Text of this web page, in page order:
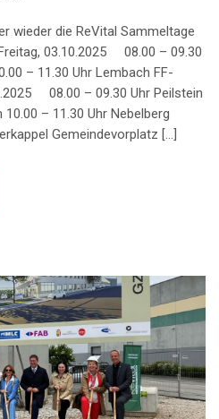
wieder die ReVital Sammeltage
03.10.2025 08.00 – 09.30
– 11.30 Uhr Lembach FF-
08.00 – 09.30 Uhr Peilstein
– 11.30 Uhr Nebelberg
Gemeindevorplatz […]